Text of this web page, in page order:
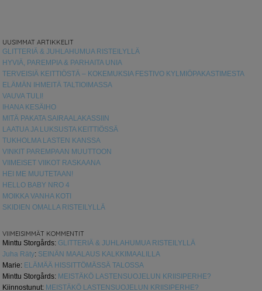
UUSIMMAT ARTIKKELIT
GLITTERIÄ & JUHLAHUMUA RISTEILYLLÄ
HYVIÄ, PAREMPIA & PARHAITA UNIA
TERVEISIÄ KEITTIÖSTÄ – KOKEMUKSIA FESTIVO KYLMIÖPAKASTIMESTA
ELÄMÄN IHMEITÄ TALTIOIMASSA
VAUVA TULI!
IHANA KESÄIHO
MITÄ PAKATA SAIRAALAKASSIIN
LAATUA JA LUKSUSTA KEITTIÖSSÄ
TUKHOLMA LASTEN KANSSA
VINKIT PAREMPAAN MUUTTOON
VIIMEISET VIIKOT RASKAANA
HEI ME MUUTETAAN!
HELLO BABY NRO 4
MOIKKA VANHA KOTI
SKIDIEN OMALLA RISTEILYLLÄ
VIIMEISIMMÄT KOMMENTIT
Minttu Storgårds: GLITTERIÄ & JUHLAHUMUA RISTEILYLLÄ
Juha Räty: SEINÄN MAALAUS KALKKIMAALILLA
Marie: ELÄMÄÄ HISSITTÖMÄSSÄ TALOSSA
Minttu Storgårds: MEISTÄKÖ LASTENSUOJELUN KRIISIPERHE?
Kiinnostunut: MEISTÄKÖ LASTENSUOJELUN KRIISIPERHE?